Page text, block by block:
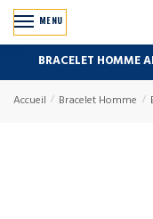
MENU
BRACELET HOMME
Accueil / Bracelet Homme /